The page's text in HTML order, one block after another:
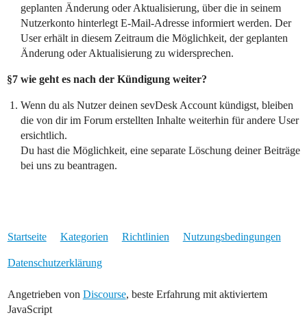
geplanten Änderung oder Aktualisierung, über die in seinem
Nutzerkonto hinterlegt E-Mail-Adresse informiert werden. Der
User erhält in diesem Zeitraum die Möglichkeit, der geplanten
Änderung oder Aktualisierung zu widersprechen.
§7 wie geht es nach der Kündigung weiter?
Wenn du als Nutzer deinen sevDesk Account kündigst, bleiben
die von dir im Forum erstellten Inhalte weiterhin für andere User
ersichtlich.
Du hast die Möglichkeit, eine separate Löschung deiner Beiträge
bei uns zu beantragen.
Startseite Kategorien Richtlinien Nutzungsbedingungen
Datenschutzerklärung
Angetrieben von Discourse, beste Erfahrung mit aktiviertem
JavaScript